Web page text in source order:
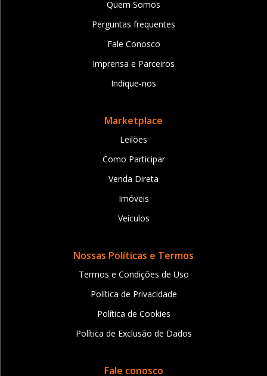
Quem Somos
Perguntas frequentes
Fale Conosco
Imprensa e Parceiros
Indique-nos
Marketplace
Leilões
Como Participar
Venda Direta
Imóveis
Veículos
Nossas Políticas e Termos
Termos e Condições de Uso
Política de Privacidade
Política de Cookies
Política de Exclusão de Dados
Fale conosco